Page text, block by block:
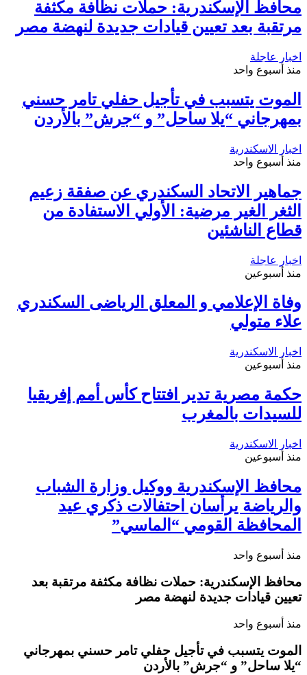
محافظ الإسكندرية: حملات نظافة مكثفة
مرتقبة بعد تعيين قيادات جديدة لنهضة مصر
اخبار عاجلة
منذ أسبوع واحد
الموت يتسبب في تأجيل حفلي تامر حسني
بمهرجاني “يلا ساحل” و “جرش” بالأردن
اخبار الاسكندرية
منذ أسبوع واحد
جماهير الاتحاد السكندري عن صفقة زعيم
الثغر الغير مرضية: الأولي الاستفادة من
قطاع الناشئين
اخبار عاجلة
منذ أسبوعين
وفاة الإعلامي و المعلق الرياضى السكندري
علاء متولي
اخبار الاسكندرية
منذ أسبوعين
حكمة مصرية تدير افتتاح كأس أمم إفريقيا
للسيدات بالمغرب
اخبار الاسكندرية
منذ أسبوعين
محافظ الإسكندرية ووكيل وزارة الشباب
والرياضة يرأسان احتفالات ذكري عيد
المحافظة القومي “الماسي”
منذ أسبوع واحد
محافظ الإسكندرية: حملات نظافة مكثفة مرتقبة بعد
تعيين قيادات جديدة لنهضة مصر
منذ أسبوع واحد
الموت يتسبب في تأجيل حفلي تامر حسني بمهرجاني
“يلا ساحل” و “جرش” بالأردن